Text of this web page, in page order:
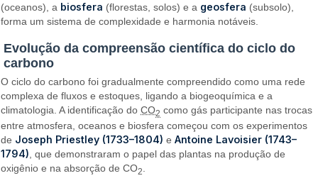
(oceanos), a biosfera (florestas, solos) e a geosfera (subsolo),
forma um sistema de complexidade e harmonia notáveis.
Evolução da compreensão científica do ciclo do
carbono
O ciclo do carbono foi gradualmente compreendido como uma rede
complexa de fluxos e estoques, ligando a biogeoquímica e a
climatologia. A identificação doCO2 como gás participante nas trocas
entre atmosfera, oceanos e biosfera começou com os experimentos
de Joseph Priestley (1733–1804) eAntoine Lavoisier (1743–
1794), que demonstraram o papel das plantas na produção de
oxigênio e na absorção de CO2.